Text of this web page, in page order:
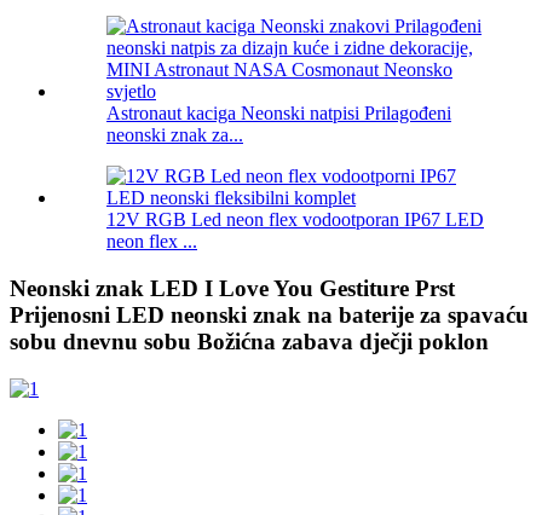
Astronaut kaciga Neonski natpisi Prilagođeni
neonski znak za...
12V RGB Led neon flex vodootporan IP67 LED
neon flex ...
Neonski znak LED I Love You Gestiture Prst
Prijenosni LED neonski znak na baterije za spavaću
sobu dnevnu sobu Božićna zabava dječji poklon